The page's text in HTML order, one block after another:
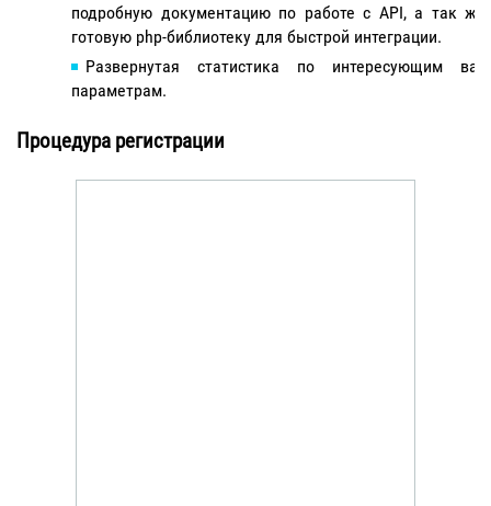
подробную документацию по работе с API, а так же
готовую php-библиотеку для быстрой интеграции.
Развернутая статистика по интересующим вас
параметрам.
Процедура регистрации